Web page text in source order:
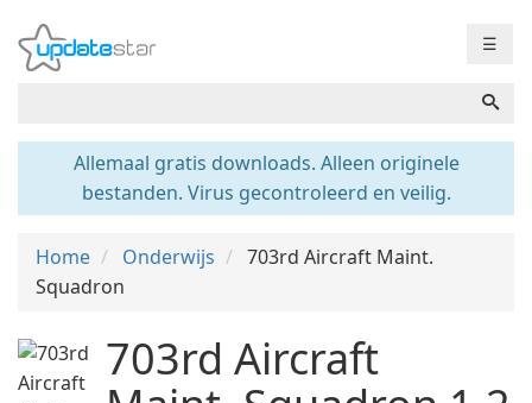
☰
Allemaal gratis downloads. Alleen originele
bestanden. Virus gecontroleerd en veilig.
Home Onderwijs
703rd Aircraft Maint.
Squadron
703rd Aircraft